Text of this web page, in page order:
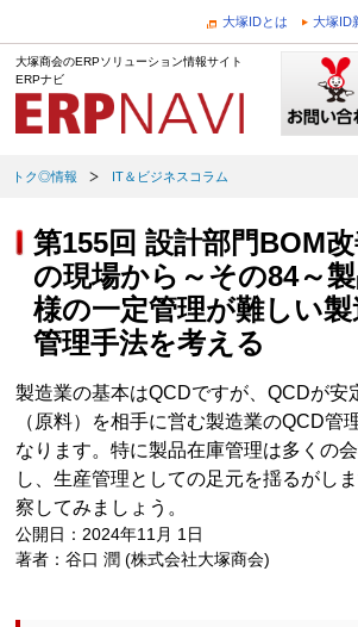
大塚IDとは 大塚ID
大塚商会のERPソリューション情報サイト
ERPナビ
トク◎情報 IT＆ビジネスコラム
第155回 設計部門BOM
の現場から～その84～
様の一定管理が難しい
管理手法を考える
製造業の基本はQCDですが、QCDが安
（原料）を相手に営む製造業のQCD管
なります。特に製品在庫管理は多くの
し、生産管理としての足元を揺るがし
察してみましょう。
公開日：2024年11月 1日
著者：谷口 潤 (株式会社大塚商会)